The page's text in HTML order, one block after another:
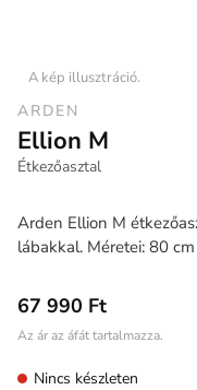
A kép illusztráció.
ARDEN
Ellion M
Étkezőasztal
Arden Ellion M
lábakkal. Méretei: 80
67 990 Ft
Az ár az áfát tartalmazza.
Nincs készleten